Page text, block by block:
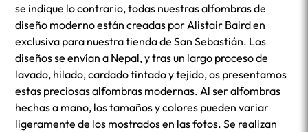
se indique lo contrario, todas nuestras alfombras de
diseño moderno están creadas por Alistair Baird en
exclusiva para nuestra tienda de San Sebastián. Los
diseños se envían a Nepal, y tras un largo proceso de
lavado, hilado, cardado tintado y tejido, os presentamos
estas preciosas alfombras modernas. Al ser alfombras
hechas a mano, los tamaños y colores pueden variar
ligeramente de los mostrados en las fotos. Se realizan